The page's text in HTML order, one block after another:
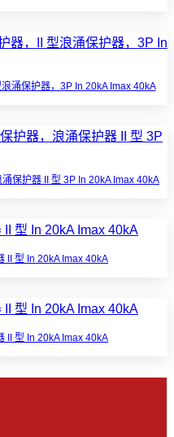
涌保护器，3P In 20kA Imax 40kA
保护器 II 型 3P In 20kA Imax 40kA
II 型 In 20kA Imax 40kA
II 型 In 20kA Imax 40kA